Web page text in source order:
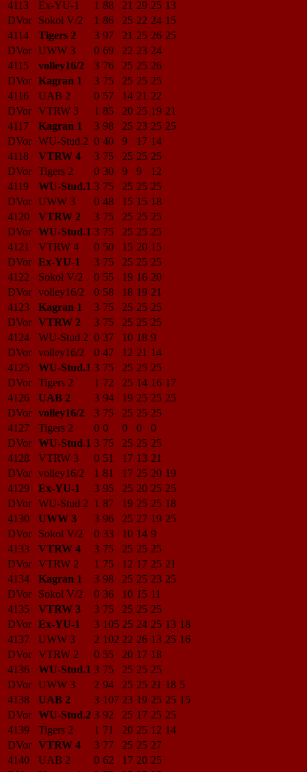
4113 Ex-YU-1 1 88 21 29 25 13
DVor
Sokol V/2 1 86 25 22 24 15
4114
Tigers 2 3 97 21 25 26 25
DVor UWW 3 0 69 22 23 24
4115
volley16/2 3 76 25 25 26
DVor Kagran 1 3 75 25 25 25
4116
UAB 2 0 57 14 21 22
DVor VTRW 3 1 85 20 25 19 21
4117
Kagran 1 3 98 25 23 25 25
DVor WU-Stud.2 0 40 9 17 14
4118
VTRW 4 3 75 25 25 25
DVor Tigers 2 0 30 9 9
12
4119
WU-Stud.1 3 75 25 25 25
DVor UWW 3 0 48 15 15 18
4120
VTRW 2 3 75 25 25 25
DVor WU-Stud.1 3 75 25 25 25
4121
VTRW 4 0 50 15 20 15
DVor Ex-YU-1 3 75 25 25 25
4122
Sokol V/2 0 55 19 16 20
DVor volley16/2 0 58 18 19 21
4123
Kagran 1 3 75 25 25 25
DVor VTRW 2 3 75 25 25 25
4124
WU-Stud.2 0 37 10 18 9
DVor volley16/2 0 47 12 21 14
4125
WU-Stud.1 3 75 25 25 25
DVor Tigers 2 1 72 25 14 16 17
4126
UAB 2 3 94 19 25 25 25
DVor volley16/2 3 75 25 25 25
4127
Tigers 2 0 0 0 0
0
DVor WU-Stud.1 3 75 25 25 25
4128
VTRW 3 0 51 17 13 21
DVor volley16/2 1 81 17 25 20 19
4129
Ex-YU-1 3 95 25 20 25 25
DVor WU-Stud.2 1 87 19 25 25 18
4130
UWW 3 3 96 25 27 19 25
DVor
Sokol V/2 0 33 10 14 9
4133
VTRW 4 3 75 25 25 25
DVor VTRW 2 1 75 12 17 25 21
4134
Kagran 1 3 98 25 25 23 25
DVor
Sokol V/2 0 36 10 15 11
4135
VTRW 3 3 75 25 25 25
DVor Ex-YU-1 3 105 25 24 25 13 18
4137
UWW 3 2 102 22 26 13 25 16
DVor VTRW 2 0 55 20 17 18
4136
WU-Stud.1 3 75 25 25 25
DVor UWW 3 2 94 25 25 21 18 5
4138
UAB 2 3 107 23 19 25 25 15
DVor WU-Stud.2 3 92 25 17 25 25
4139
Tigers 2 1 71 20 25 12 14
DVor VTRW 4 3 77 25 25 27
4140
UAB 2 0 62 17 20 25